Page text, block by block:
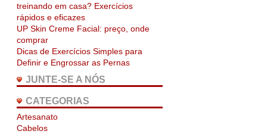
treinando em casa? Exercícios
rápidos e eficazes
UP Skin Creme Facial: preço, onde
comprar
Dicas de Exercícios Simples para
Definir e Engrossar as Pernas
JUNTE-SE A NÓS
CATEGORIAS
Artesanato
Cabelos